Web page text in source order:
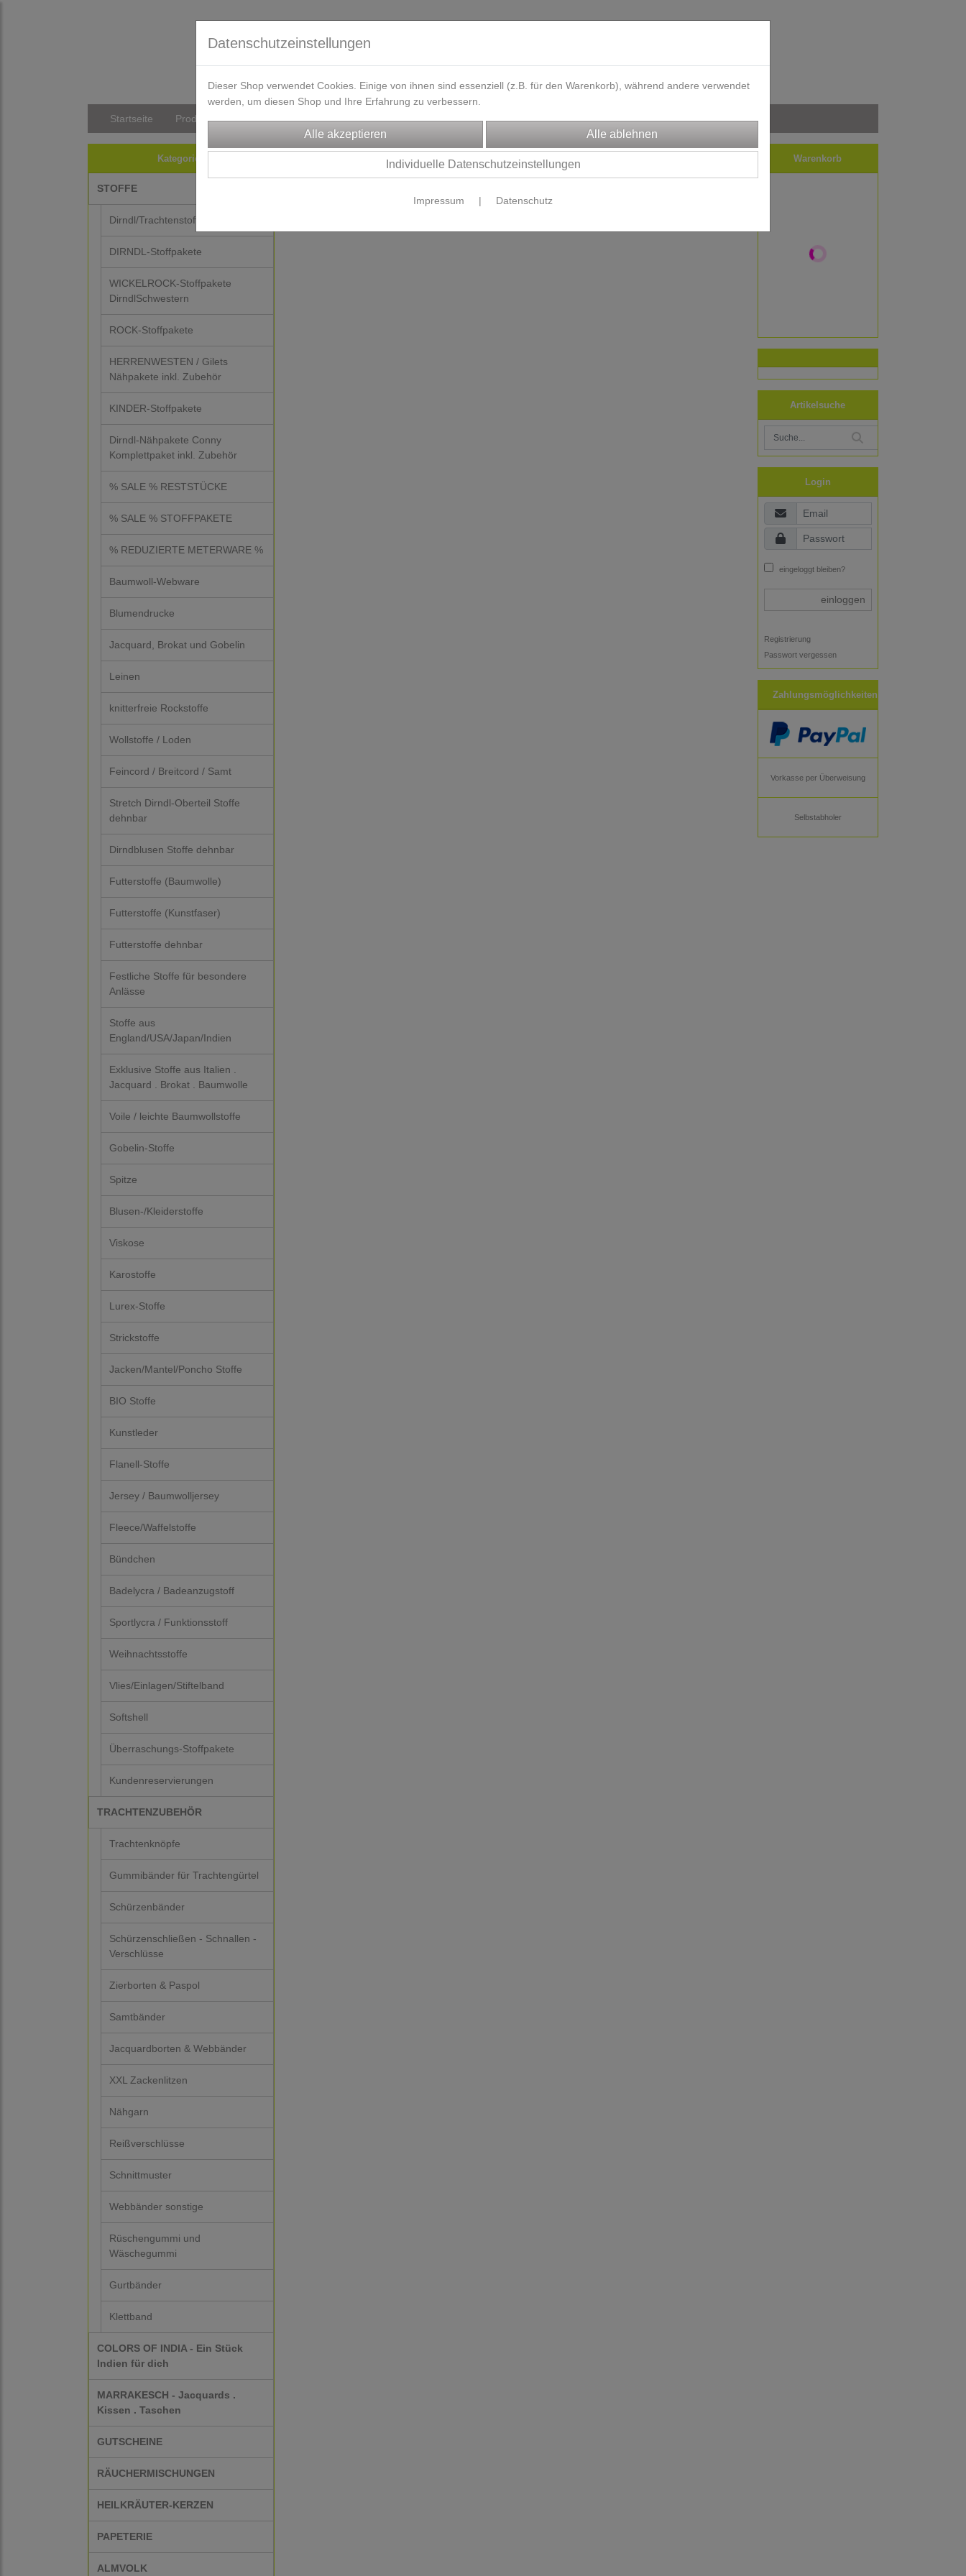
Startseite Produkte Versandkosten/Lieferzeit Kontakt / Öffnungszeiten Gutscheine Designbeispiele Impressum
Kategorien
STOFFE
Dirndl/Trachtenstoffe
DIRNDL-Stoffpakete
WICKELROCK-Stoffpakete
DirndlSchwestern
ROCK-Stoffpakete
HERRENWESTEN / Gilets
Nähpakete inkl. Zubehör
KINDER-Stoffpakete
Dirndl-Nähpakete Conny
Komplettpaket inkl. Zubehör
% SALE % RESTSTÜCKE
% SALE % STOFFPAKETE
% REDUZIERTE METERWARE %
Baumwoll-Webware
Blumendrucke
Jacquard, Brokat und Gobelin
Leinen
knitterfreie Rockstoffe
Wollstoffe / Loden
Feincord / Breitcord / Samt
Stretch Dirndl-Oberteil Stoffe
dehnbar
Dirndblusen Stoffe dehnbar
Futterstoffe (Baumwolle)
Futterstoffe (Kunstfaser)
Futterstoffe dehnbar
Festliche Stoffe für besondere
Anlässe
Stoffe aus
England/USA/Japan/Indien
Exklusive Stoffe aus Italien .
Jacquard . Brokat . Baumwolle
Voile / leichte Baumwollstoffe
Gobelin-Stoffe
Spitze
Blusen-/Kleiderstoffe
Viskose
Karostoffe
Lurex-Stoffe
Strickstoffe
Jacken/Mantel/Poncho Stoffe
BIO Stoffe
Kunstleder
Flanell-Stoffe
Jersey / Baumwolljersey
Fleece/Waffelstoffe
Bündchen
Badelycra / Badeanzugstoff
Sportlycra / Funktionsstoff
Weihnachtsstoffe
Vlies/Einlagen/Stiftelband
Softshell
Überraschungs-Stoffpakete
Kundenreservierungen
TRACHTENZUBEHÖR
Trachtenknöpfe
Gummibänder für Trachtengürtel
Schürzenbänder
Schürzenschließen - Schnallen -
Verschlüsse
Zierborten & Paspol
Samtbänder
Jacquardborten & Webbänder
XXL Zackenlitzen
Nähgarn
Reißverschlüsse
Schnittmuster
Webbänder sonstige
Rüschengummi und
Wäschegummi
Gurtbänder
Klettband
COLORS OF INDIA - Ein Stück
Indien für dich
MARRAKESCH - Jacquards .
Kissen . Taschen
GUTSCHEINE
RÄUCHERMISCHUNGEN
HEILKRÄUTER-KERZEN
PAPETERIE
ALMVOLK
Warenkorb
Artikelsuche
Login
eingeloggt bleiben?
einloggen
Registrierung
Passwort vergessen
Zahlungsmöglichkeiten
Vorkasse per Überweisung
Selbstabholer
Datenschutzeinstellungen
Dieser Shop verwendet Cookies. Einige von ihnen sind essenziell (z.B. für den Warenkorb), während andere verwendet
werden, um diesen Shop und Ihre Erfahrung zu verbessern.
Individuelle Datenschutzeinstellungen
Impressum | Datenschutz